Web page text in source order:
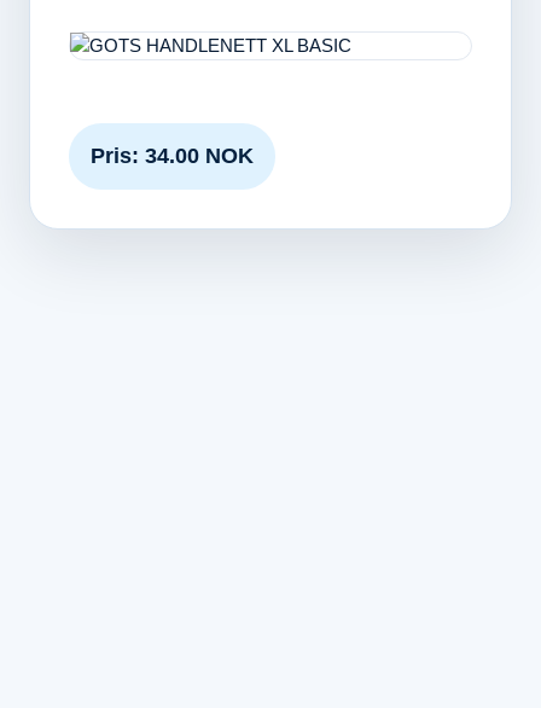
Pris: 34.00 NOK